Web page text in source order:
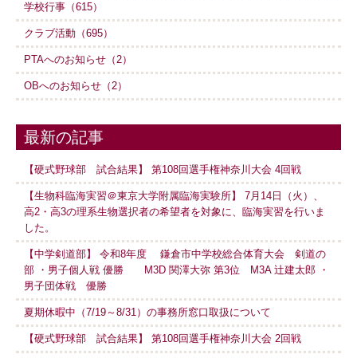
学校行事（615）
クラブ活動（695）
PTAへのお知らせ（2）
OBへのお知らせ（2）
最新の記事
【硬式野球部 試合結果】 第108回選手権神奈川大会 4回戦
【生物科臨海実習＠東京大学附属臨海実験所】 7月14日（火）、
高2・高3の理系生物選択者の希望者を対象に、臨海実習を行いま
した。
【中学剣道部】 令和8年度 鎌倉市中学校総合体育大会 剣道の
部 ・男子個人戦 優勝 M3D 関澤大弥 第3位 M3A 辻建太郎 ・
男子団体戦 優勝
夏期休暇中（7/19～8/31）の事務所窓口取扱について
【硬式野球部 試合結果】 第108回選手権神奈川大会 2回戦